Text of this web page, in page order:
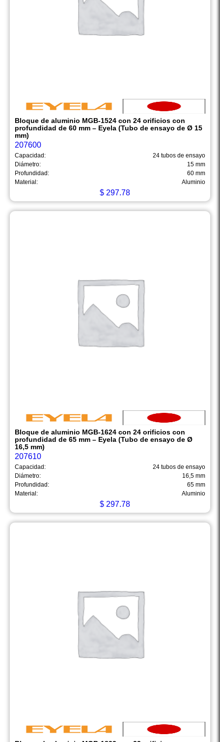
Bloque de aluminio MGB-1524 con 24 orificios con
profundidad de 60 mm – Eyela (Tubo de ensayo de Ø 15
mm)
207600
Capacidad:
24 tubos de ensayo
Diámetro:
15 mm
Profundidad:
60 mm
Material:
Aluminio
$ 297.78
Bloque de aluminio MGB-1624 con 24 orificios con
profundidad de 65 mm – Eyela (Tubo de ensayo de Ø
16,5 mm)
207610
Capacidad:
24 tubos de ensayo
Diámetro:
16,5 mm
Profundidad:
65 mm
Material:
Aluminio
$ 297.78